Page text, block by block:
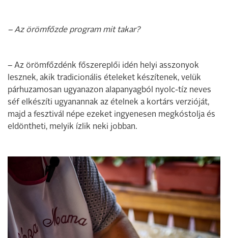
– Az örömfőzde program mit takar?
– Az örömfőzdénk főszereplői idén helyi asszonyok
lesznek, akik tradicionális ételeket készítenek, velük
párhuzamosan ugyanazon alapanyagból nyolc-tíz neves
séf elkészíti ugyanannak az ételnek a kortárs verzióját,
majd a fesztivál népe ezeket ingyenesen megkóstolja és
eldöntheti, melyik ízlik neki jobban.